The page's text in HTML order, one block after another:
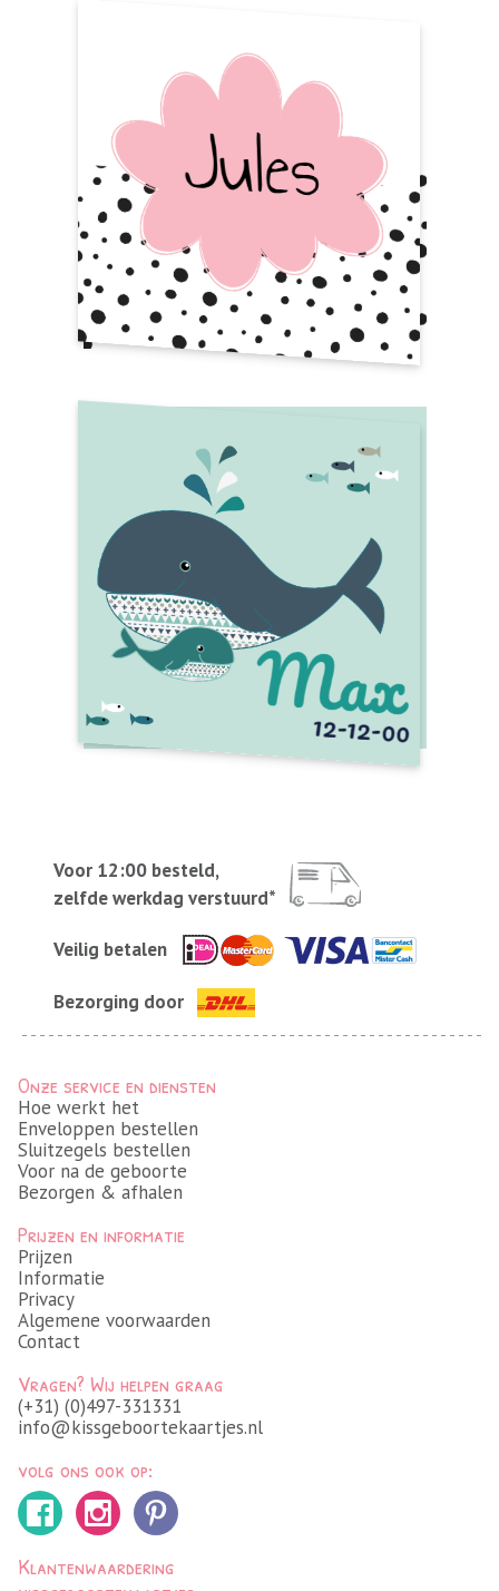
Voor 12:00 besteld,
zelfde werkdag verstuurd*
Veilig betalen
Bezorging door
Onze service en diensten
Hoe werkt het
Enveloppen bestellen
Sluitzegels bestellen
Voor na de geboorte
Bezorgen & afhalen
Prijzen en informatie
Prijzen
Informatie
Privacy
Algemene voorwaarden
Contact
Vragen? Wij helpen graag
(+31) (0)497-331331
info@kissgeboortekaartjes.nl
volg ons ook op:
Klantenwaardering